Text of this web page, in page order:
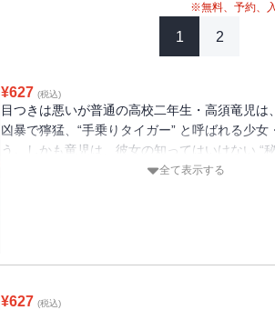
※無料、予約、
1 2
¥627 (税込)
目つきは悪いが普通の高校二年生・高須竜児は
凶暴で獰猛、“手乗りタイガー” と呼ばれる少女
う。しかも竜児は、彼女の知ってはいけない “秘
まい・・・・・・。竹宮ゆゆこが贈る、恋と戦
全て表示する
¥627 (税込)